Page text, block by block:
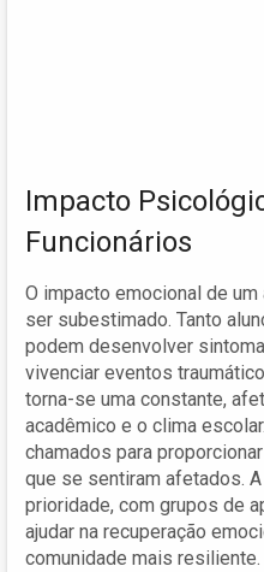
Impacto
Funcionários
O impacto emocional de
ser subestimado. Tanto
podem desenvolver
vivenciar eventos
torna-se uma constante,
acadêmico e o clima
chamados para
que se sentiram afetados.
prioridade, com grupos de
ajudar na recuperação
comunidade mais resiliente.